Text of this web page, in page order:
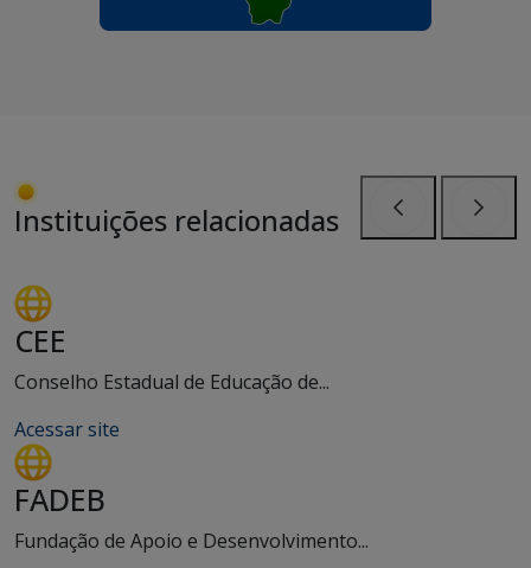
Instituições relacionadas
CEE
Conselho Estadual de Educação de...
Acessar site
FADEB
Fundação de Apoio e Desenvolvimento...